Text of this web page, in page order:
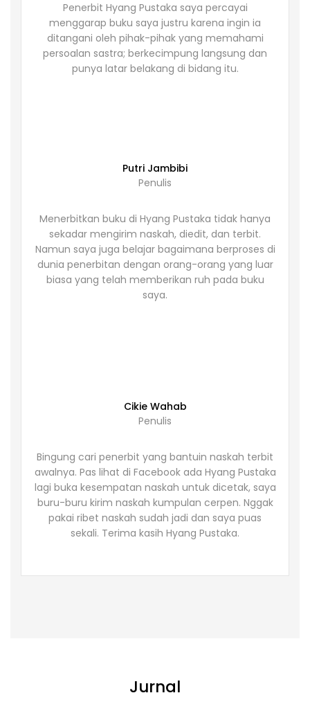
Penerbit Hyang Pustaka saya percayai
menggarap buku saya justru karena ingin ia
ditangani oleh pihak-pihak yang memahami
persoalan sastra; berkecimpung langsung dan
punya latar belakang di bidang itu.
Putri Jambibi
Penulis
Menerbitkan buku di Hyang Pustaka tidak hanya
sekadar mengirim naskah, diedit, dan terbit.
Namun saya juga belajar bagaimana berproses di
dunia penerbitan dengan orang-orang yang luar
biasa yang telah memberikan ruh pada buku
saya.
Cikie Wahab
Penulis
Bingung cari penerbit yang bantuin naskah terbit
awalnya. Pas lihat di Facebook ada Hyang Pustaka
lagi buka kesempatan naskah untuk dicetak, saya
buru-buru kirim naskah kumpulan cerpen. Nggak
pakai ribet naskah sudah jadi dan saya puas
sekali. Terima kasih Hyang Pustaka.
Jurnal